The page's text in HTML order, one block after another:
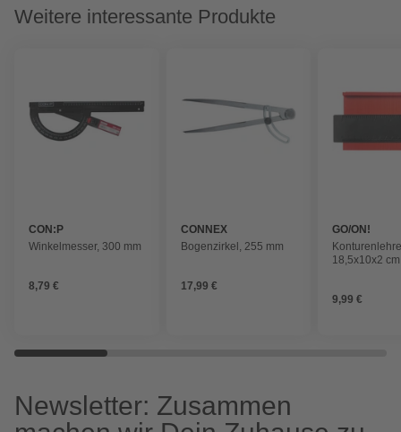
Weitere interessante Produkte
CON:P
Winkelmesser, 300 mm
8,79 €
CONNEX
Bogenzirkel, 255 mm
17,99 €
GO/ON!
18,5x10x2
9,99 €
Newsletter: Zusammen